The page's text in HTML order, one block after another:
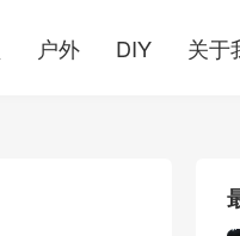
户外 DIY 关于